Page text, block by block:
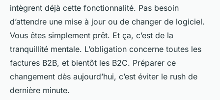
intègrent déjà cette fonctionnalité. Pas besoin
d’attendre une mise à jour ou de changer de logiciel.
Vous êtes simplement prêt. Et ça, c’est de la
tranquillité mentale. L’obligation concerne toutes les
factures B2B, et bientôt les B2C. Préparer ce
changement dès aujourd’hui, c’est éviter le rush de
dernière minute.